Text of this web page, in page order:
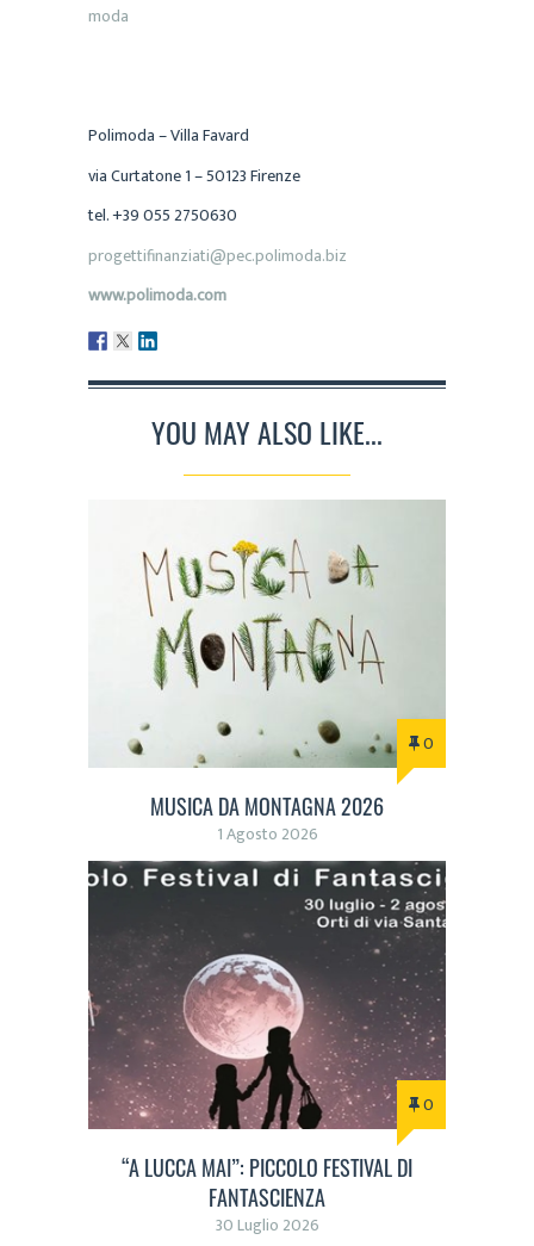
moda
Polimoda – Villa Favard
via Curtatone 1 – 50123 Firenze
tel. +39 055 2750630
progettifinanziati@pec.polimoda.biz
www.polimoda.com
YOU MAY ALSO LIKE...
0
MUSICA DA MONTAGNA 2026
1 Agosto 2026
0
“A LUCCA MAI”: PICCOLO FESTIVAL DI
FANTASCIENZA
30 Luglio 2026